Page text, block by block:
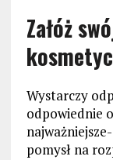
Załóż
Wystarczy
odpowiednie
pomysł na